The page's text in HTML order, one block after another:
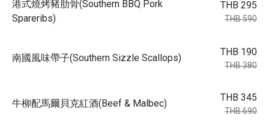
港式燒烤豬肋骨(Southern BBQ Pork
Spareribs)
THB 295
THB 590
南國風味帶子(Southern Sizzle Scallops)
THB 190
THB 380
牛柳配馬爾貝克紅酒(Beef & Malbec)
THB 345
THB 690